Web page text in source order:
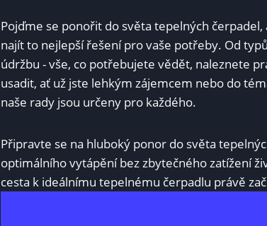
Pojďme se ponořit do světa tepelných
najít to nejlepší řešení pro vaše potřeby. Od
údržbu ‍-⁣ vše, co ⁣potřebujete vědět, naleznete
usadit, ať už jste lehkým zájemcem nebo do
naše rady jsou určeny pro ⁢každého.
Připravte se na hluboký ponor do světa
⁤optimálního vytápění bez zbytečného zatížení
cesta k ideálnímu tepelnému čerpadlu právě